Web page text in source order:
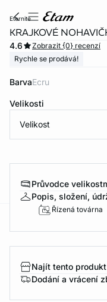
eternite
KRAJKOVÉ
4.6
Zobrazit {0} recenzí
Rychle se prodává!
Barva ecru
Velikosti
Velikost
Průvodce
Popis, složení,
Řízená továrna
Najít tento
Dodání a vrácení